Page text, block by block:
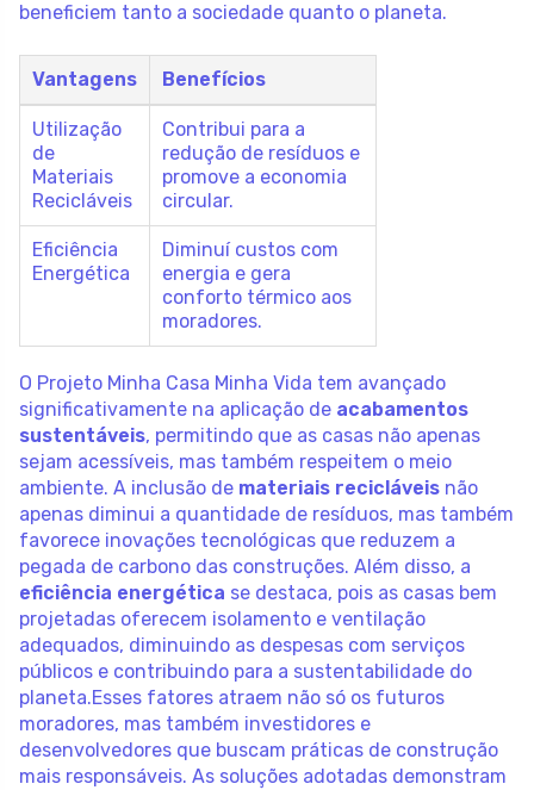
beneficiem tanto a sociedade quanto o planeta.
Vantagens Benefícios
Utilização
de
Materiais
Recicláveis
Contribui para a
redução de resíduos e
promove a economia
circular.
Eficiência
Energética
Diminuí custos com
energia e gera
conforto térmico aos
moradores.
O Projeto Minha Casa Minha Vida tem avançado
significativamente na aplicação de acabamentos
sustentáveis, permitindo que as casas não apenas
sejam acessíveis, mas também respeitem o meio
ambiente. A inclusão de materiais recicláveis não
apenas diminui a quantidade de resíduos, mas também
favorece inovações tecnológicas que reduzem a
pegada de carbono das construções. Além disso, a
eficiência energética se destaca, pois as casas bem
projetadas oferecem isolamento e ventilação
adequados, diminuindo as despesas com serviços
públicos e contribuindo para a sustentabilidade do
planeta.Esses fatores atraem não só os futuros
moradores, mas também investidores e
desenvolvedores que buscam práticas de construção
mais responsáveis. As soluções adotadas demonstram